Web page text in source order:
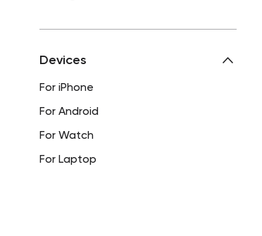
Devices
For iPhone
For Android
For Watch
For Laptop